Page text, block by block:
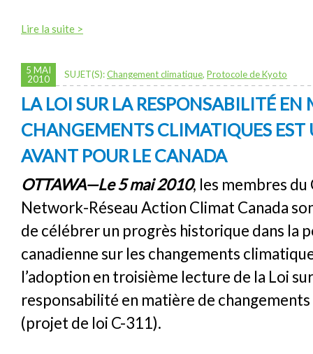
Lire la suite >
5 MAI
2010
SUJET(S):Changement climatique, Protocole de Kyoto
LA LOI SUR LA RESPONSABILITÉ EN
CHANGEMENTS CLIMATIQUES EST
AVANT POUR LE CANADA
OTTAWA—Le 5 mai 2010, les membres
Network-Réseau Action Climat Canada
de célébrer un progrès historique dans la
canadienne sur les changements
l’adoption en troisième lecture de la Loi
responsabilité en matière de
(projet de loi C-311).